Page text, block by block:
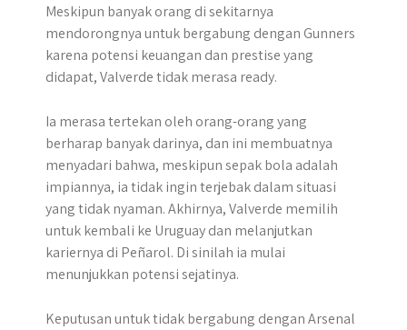
Meskipun banyak orang di sekitarnya
mendorongnya untuk bergabung dengan Gunners
karena potensi keuangan dan prestise yang
didapat, Valverde tidak merasa ready.
Ia merasa tertekan oleh orang-orang yang
berharap banyak darinya, dan ini membuatnya
menyadari bahwa, meskipun sepak bola adalah
impiannya, ia tidak ingin terjebak dalam situasi
yang tidak nyaman. Akhirnya, Valverde memilih
untuk kembali ke Uruguay dan melanjutkan
kariernya di Peñarol. Di sinilah ia mulai
menunjukkan potensi sejatinya.
Keputusan untuk tidak bergabung dengan Arsenal